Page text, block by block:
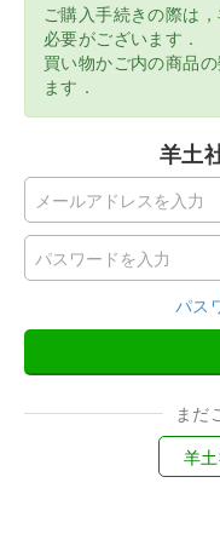
ご購入手続きの際は
必要がございます．
買い物かご内の商品
ます．
羊土
パス
まだ
羊